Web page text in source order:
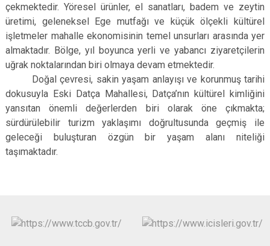
çekmektedir. Yöresel ürünler, el sanatları, badem ve zeytin
üretimi, geleneksel Ege mutfağı ve küçük ölçekli kültürel
işletmeler mahalle ekonomisinin temel unsurları arasında yer
almaktadır. Bölge, yıl boyunca yerli ve yabancı ziyaretçilerin
uğrak noktalarından biri olmaya devam etmektedir.
Doğal çevresi, sakin yaşam anlayışı ve korunmuş tarihi
dokusuyla Eski Datça Mahallesi, Datça’nın kültürel kimliğini
yansıtan önemli değerlerden biri olarak öne çıkmakta;
sürdürülebilir turizm yaklaşımı doğrultusunda geçmiş ile
geleceği buluşturan özgün bir yaşam alanı niteliği
taşımaktadır.